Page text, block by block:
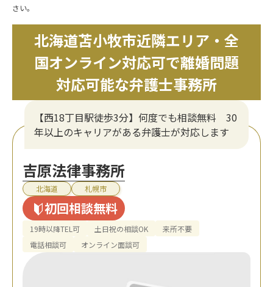
さい。
北海道苫小牧市近隣エリア・全
国オンライン対応可で離婚問題
対応可能な弁護士事務所
【西18丁目駅徒歩3分】何度でも相談無料 30
年以上のキャリアがある弁護士が対応します
吉原法律事務所
北海道 札幌市
初回相談無料
19時以降TEL可 土日祝の相談OK
来所不要
電話相談可
オンライン面談可